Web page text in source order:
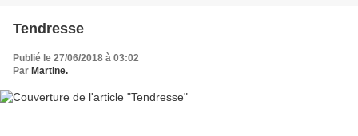
Tendresse
Publié le 27/06/2018 à 03:02
Par Martine.